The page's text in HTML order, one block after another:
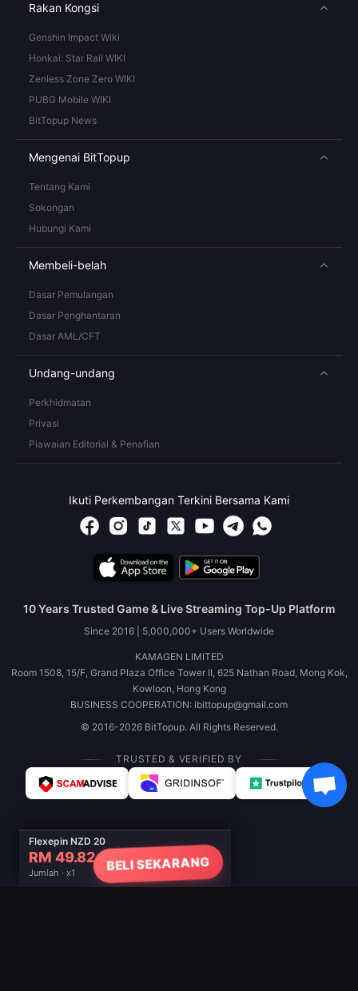
Flexepin NZD 20
RM 49.82
Jumlah · x1
BELI SEKARANG
Rakan Kongsi
Genshin Impact Wiki
Honkai: Star Rail WIKI
Zenless Zone Zero WIKI
PUBG Mobile WIKI
BitTopup News
Mengenai BitTopup
Tentang Kami
Sokongan
Hubungi Kami
Membeli-belah
Dasar Pemulangan
Dasar Penghantaran
Dasar AML/CFT
Undang-undang
Perkhidmatan
Privasi
Piawaian Editorial & Penafian
Ikuti Perkembangan Terkini Bersama Kami
10 Years Trusted Game & Live Streaming Top-Up Platform
Since 2016 | 5,000,000+ Users Worldwide
KAMAGEN LIMITED
Room 1508, 15/F, Grand Plaza Office Tower II, 625 Nathan Road, Mong Kok,
Kowloon, Hong Kong
BUSINESS COOPERATION: ibittopup@gmail.com
© 2016-2026 BitTopup. All Rights Reserved.
TRUSTED & VERIFIED BY